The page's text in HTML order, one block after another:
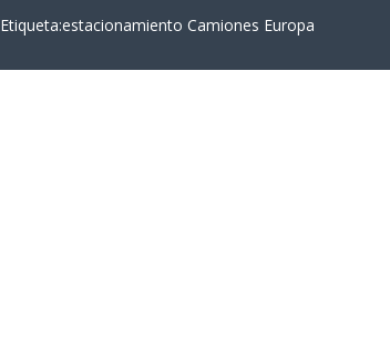
Etiqueta:estacionamiento Camiones Europa